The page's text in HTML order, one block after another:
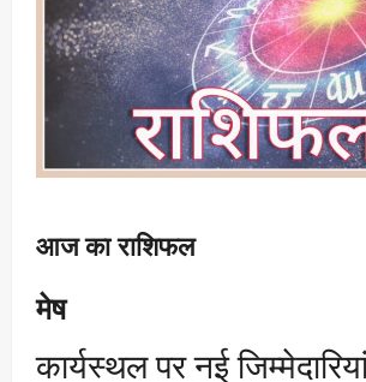
आज का राशिफल
मेष
कार्यस्थल पर नई